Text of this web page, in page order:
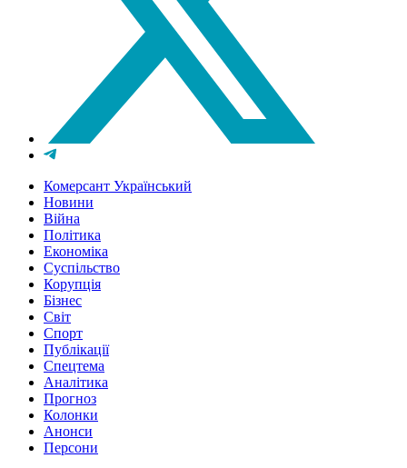
Комерсант Український
Новини
Війна
Політика
Економіка
Суспільство
Корупція
Бізнес
Світ
Спорт
Публікації
Спецтема
Аналітика
Прогноз
Колонки
Анонси
Персони